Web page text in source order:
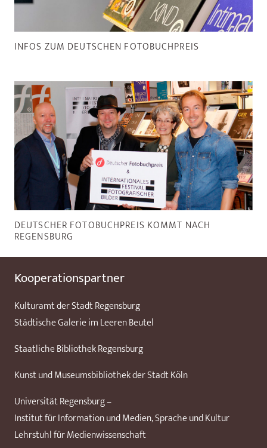
INFOS ZUM DEUTSCHEN FOTOBUCHPREIS
DEUTSCHER FOTOBUCHPREIS KOMMT NACH
REGENSBURG
Kooperationspartner
Kulturamt der Stadt Regensburg
Städtische Galerie im Leeren Beutel
Staatliche Bibliothek Regensburg
Kunst und Museumsbibliothek der Stadt Köln
Universität Regensburg –
Institut für Information und Medien, Sprache und Kultur
Lehrstuhl für Medienwissenschaft